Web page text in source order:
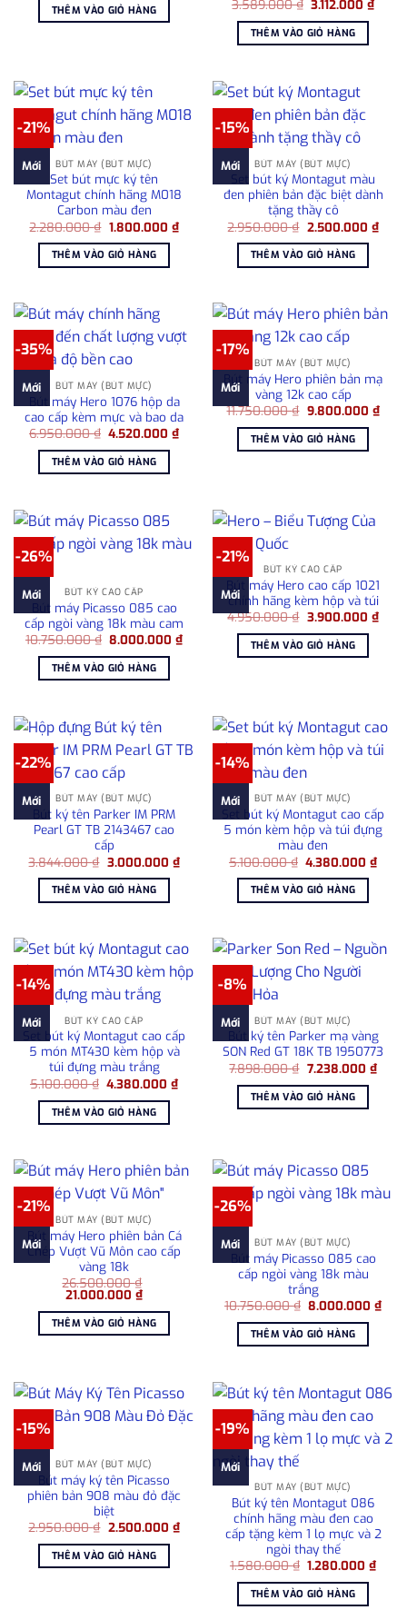
là:
5.100.000 ₫.
4.380.000 ₫.
THÊM VÀO GIỎ HÀNG 3.589.000₫ Giá
là:
3.589.000 ₫.
3.112.000₫Giá
THÊM VÀO GIỎ HÀNG
-21%
Mới BÚT MÁY (BÚT MỰC)
Set bút mực ký tên
Montagut chính hãng M018
Carbon màu đen
2.280.000₫ Giá
là:
2.280.000 ₫.
1.800.000 ₫Giá
hiện
1.800.000 ₫.
THÊM VÀO GIỎ HÀNG
-15%
Mới BÚT MÁY (BÚT MỰC)
Set bút ký Montagut màu
đen phiên bản đặc biệt dành
tặng thầy cô
2.950.000₫ Giá
là:
2.950.000 ₫.
2.500.000 ₫Giá
hiện
THÊM VÀO GIỎ HÀNG
-35%
Mới BÚT MÁY (BÚT MỰC)
Bút máy Hero 1076 hộp da
cao cấp kèm mực và bao da
6.950.000₫ Giá
là:
6.950.000 ₫.
4.520.000₫Giá
hiện
THÊM VÀO GIỎ HÀNG
-17%
Mới
BÚT MÁY (BÚT MỰC)
Bút máy Hero phiên bản mạ
vàng 12k cao cấp
11.750.000₫ Giá
là:
11.750.000 ₫.
9.800.000 ₫Giá
hiện
THÊM VÀO GIỎ HÀNG
-26%
Mới BÚT KÝ CAO CẤP
Bút máy Picasso 085 cao
cấp ngòi vàng 18k màu cam
10.750.000₫ Giá
là:
10.750.000 ₫.
8.000.000₫Giá
hiện
THÊM VÀO GIỎ HÀNG
-21%
Mới
BÚT KÝ CAO CẤP
Bút máy Hero cao cấp 1021
chính hãng kèm hộp và túi
4.950.000₫ Giá
là:
4.950.000 ₫.
3.900.000 ₫Giá
hiện
THÊM VÀO GIỎ HÀNG
-22%
Mới BÚT MÁY (BÚT MỰC)
Bút ký tên Parker IM PRM
Pearl GT TB 2143467 cao
cấp
3.844.000₫ Giá
là:
3.844.000 ₫.
3.000.000 ₫Giá
hiện
3.000.000 ₫.
THÊM VÀO GIỎ HÀNG
-14%
Mới BÚT MÁY (BÚT MỰC)
Set bút ký Montagut cao cấp
5 món kèm hộp và túi đựng
màu đen
5.100.000₫ Giá
là:
5.100.000 ₫.
4.380.000₫Giá
hiện
THÊM VÀO GIỎ HÀNG
-14%
Mới BÚT KÝ CAO CẤP
Set bút ký Montagut cao cấp
5 món MT430 kèm hộp và
túi đựng màu trắng
5.100.000₫ Giá
là:
5.100.000 ₫.
4.380.000₫Giá
hiện
THÊM VÀO GIỎ HÀNG
-8%
Mới BÚT MÁY (BÚT MỰC)
Bút ký tên Parker mạ vàng
SON Red GT 18K TB 1950773
7.898.000₫ Giá
là:
7.898.000 ₫.
7.238.000 ₫Giá
hiện
THÊM VÀO GIỎ HÀNG
-21%
Mới
BÚT MÁY (BÚT MỰC)
Bút máy Hero phiên bản Cá
Chép Vượt Vũ Môn cao cấp
vàng 18k
26.500.000₫
Giá
là:
26.500.000 ₫.
21.000.000 ₫Giá
hiện
tại
là:
21.000.000 ₫.
THÊM VÀO GIỎ HÀNG
-26%
Mới BÚT MÁY (BÚT MỰC)
Bút máy Picasso 085 cao
cấp ngòi vàng 18k màu
trắng
10.750.000₫ Giá
là:
10.750.000 ₫.
8.000.000₫Giá
hiện
THÊM VÀO GIỎ HÀNG
-15%
Mới BÚT MÁY (BÚT MỰC)
Bút máy ký tên Picasso
phiên bản 908 màu đỏ đặc
biệt
2.950.000₫ Giá
là:
2.950.000 ₫.
2.500.000 ₫Giá
2.500.000 ₫.
THÊM VÀO GIỎ HÀNG
-19%
Mới
BÚT MÁY (BÚT MỰC)
Bút ký tên Montagut 086
chính hãng màu đen cao
cấp tặng kèm 1 lọ mực và 2
ngòi thay thế
1.580.000₫ Giá
là:
1.580.000 ₫.
1.280.000₫Giá
THÊM VÀO GIỎ HÀNG